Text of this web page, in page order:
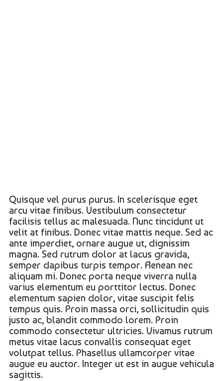
Quisque vel purus purus. In scelerisque eget
arcu vitae finibus. Vestibulum consectetur
facilisis tellus ac malesuada. Nunc tincidunt ut
velit at finibus. Donec vitae mattis neque. Sed ac
ante imperdiet, ornare augue ut, dignissim
magna. Sed rutrum dolor at lacus gravida,
semper dapibus turpis tempor. Aenean nec
aliquam mi. Donec porta neque viverra nulla
varius elementum eu porttitor lectus. Donec
elementum sapien dolor, vitae suscipit felis
tempus quis. Proin massa orci, sollicitudin quis
justo ac, blandit commodo lorem. Proin
commodo consectetur ultricies. Vivamus rutrum
metus vitae lacus convallis consequat eget
volutpat tellus. Phasellus ullamcorper vitae
augue eu auctor. Integer ut est in augue vehicula
sagittis.